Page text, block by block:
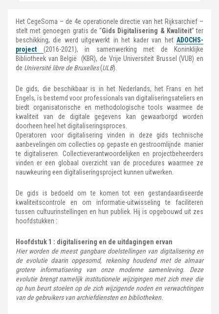
Het CegeSoma – de 4e operationele directie van het Rijksarchief –
stelt met genoegen gratis de “Gids Digitalisering & Kwaliteit” ter
beschikking, die werd uitgewerkt in het kader van het ADOCHS-
project (2016-2021), in samenwerking met de Koninklijke
Bibliotheek van België (KBR), de Vrije Universiteit Brussel (VUB) en
de Université libre de Bruxelles(ULB).
De gids, die beschikbaar is in het Nederlands, het Frans en het
Engels, is bestemd voor professionals van digitaliseringsateliers en
biedt organisatorische en methodologische tools waarmee de
kwaliteit van de digitale gegevens kan gewaarborgd worden
doorheen heel het digitaliseringsproces.
Operatoren voor digitalisering vinden in deze gids technische
aanbevelingen om collecties op gepaste en gestroomlijnde manier
te digitaliseren. Collectieverantwoordelijken en projectbeheerders
vinden er een globaal overzicht van de procedures waarmee ze
nauwkeuring een digitaliseringsproject kunnen uitwerken.
De gids is bedoeld om te komen tot een gestandaardiseerde
kwaliteitscontrole en om informatie-uitwisseling te faciliteren
tussen cultuurinstellingen en hun publiek. Hij is opgebouwd uit zes
hoofdstukken :
Hoofdstuk 1 : digitalisering en de uitdagingen ervan
Hier worden de meest gangbare doelstellingen van digitalisering en
de evolutie daarin opgesomd, rekening houdend met de almaar
grotere informatisering van onze moderne samenleving. Deze
evolutie brengt namelijk institutionele wijzigingen met zich mee die
op hun beurt stoelen op de zich wijzigende noden en verwachtingen
van de gebruikers van archiefdiensten en bibliotheken.